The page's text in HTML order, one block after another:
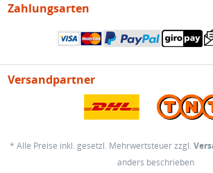
Zahlungsarten
Versandpartner
* Alle Preise inkl. gesetzl. Mehrwertsteuer zzgl.
anders beschrieben